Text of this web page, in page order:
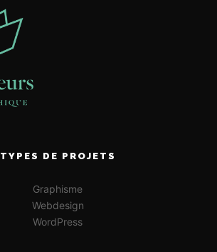
TYPES DE PROJETS
Graphisme
Webdesign
WordPress